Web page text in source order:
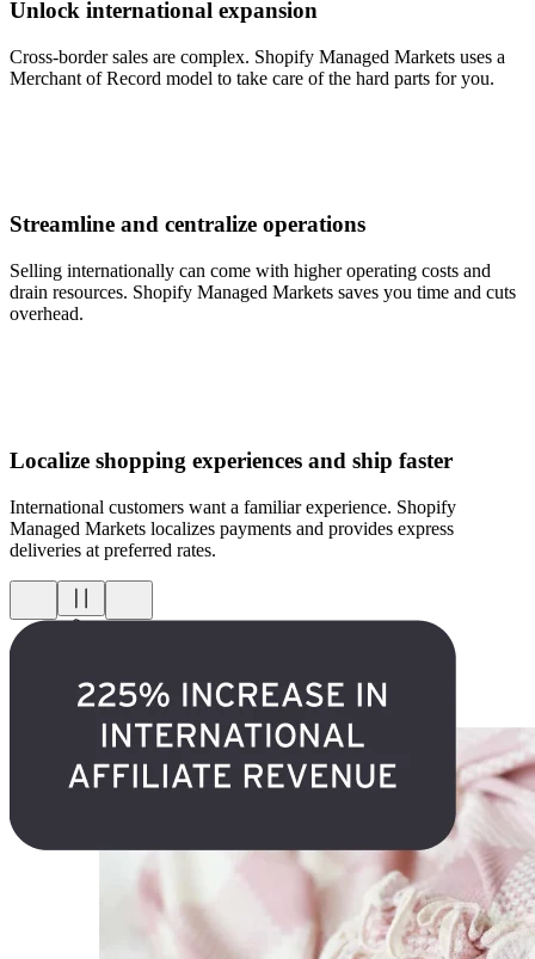
Unlock international expansion
Cross-border sales are complex. Shopify Managed Markets uses a
Merchant of Record model to take care of the hard parts for you.
Streamline and centralize operations
Selling internationally can come with higher operating costs and
drain resources. Shopify Managed Markets saves you time and cuts
overhead.
Localize shopping experiences and ship faster
International customers want a familiar experience. Shopify
Managed Markets localizes payments and provides express
deliveries at preferred rates.